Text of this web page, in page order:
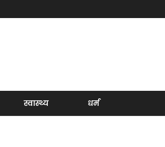
स्वास्थ्य धर्म